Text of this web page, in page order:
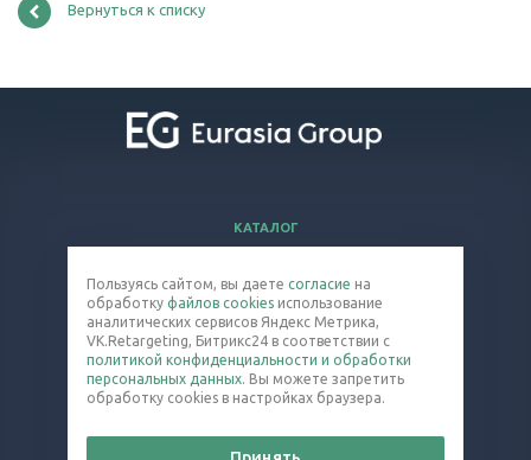
Вернуться к списку
КАТАЛОГ
КОМПАНИЯ
КОНТАКТЫ
8 (800) 301-33-40
colloid@eq-mail.ru
Пользуясь сайтом, вы даете согласие на
обработку файлов cookies использование
аналитических сервисов Яндекс Метрика,
VK.Retargeting, Битрикс24 в соответствии с
политикой конфиденциальности и обработки
персональных данных. Вы можете запретить
обработку cookies в настройках браузера.